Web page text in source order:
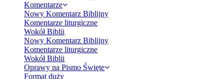
Komentarze
Nowy Komentarz Biblijny
Komentarze liturgiczne
Wokół Biblii
Nowy Komentarz Biblijny
Komentarze liturgiczne
Wokół Biblii
Oprawy na Pismo Święte
Format duży